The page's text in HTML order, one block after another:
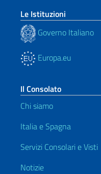
Le Istituzioni
Governo Italiano
Europa.eu
Il Consolato
Chi siamo
Italia e Spagna
Servizi Consolari e Visti
Notizie